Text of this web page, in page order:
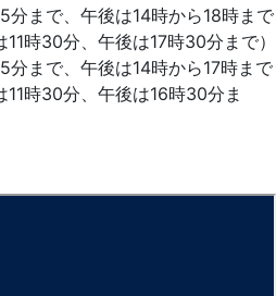
分まで、午後は14時から18時まで
11時30分、午後は17時30分まで）
分まで、午後は14時から17時まで
11時30分、午後は16時30分ま